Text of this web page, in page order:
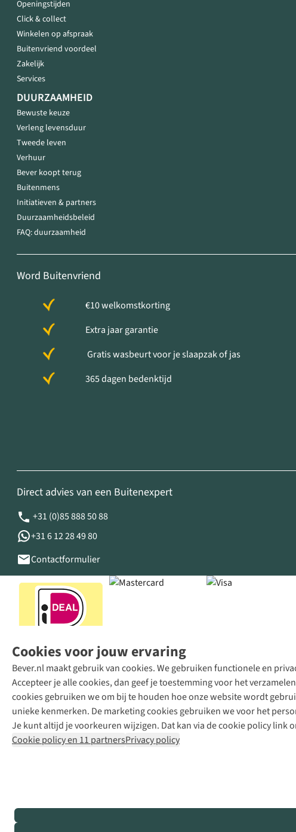
Cookies voor jouw ervaring
Bever.nl maakt gebruik van cookies. We gebruiken functionele en
Accepteer je alle cookies, dan geef je toestemming voor het
cookies gebruiken we om bij te houden hoe onze website wordt
unieke kenmerken. De marketing cookies gebruiken we voor het
Je kunt altijd je voorkeuren wijzigen. Dat kan via de cookie policy link
Cookie policy en 11 partnersPrivacy policy
Openingstijden
Click & collect
Winkelen op afspraak
Buitenvriend voordeel
Zakelijk
Services
DUURZAAMHEID
Bewuste keuze
Verleng levensduur
Tweede leven
Verhuur
Bever koopt terug
Buitenmens
Initiatieven & partners
Duurzaamheidsbeleid
FAQ: duurzaamheid
Word Buitenvriend
€10 welkomstkorting
Extra jaar garantie
Gratis wasbeurt voor je slaapzak of jas
365 dagen bedenktijd
Direct advies van een Buitenexpert
+31 (0)85 888 50 88
+31 6 12 28 49 80
Contactformulier